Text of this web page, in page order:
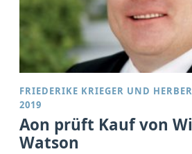
FRIEDERIKE KRIEGER UND
2019
Aon prüft Kauf von
Watson